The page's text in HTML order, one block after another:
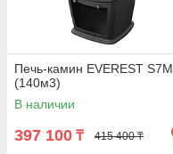
Печь-камин EVEREST S7М
(140м3)
В наличии
397 100 ₸ 415 400 ₸